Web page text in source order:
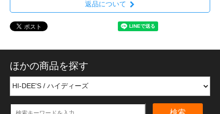
返品について
ほかの商品を探す
検索